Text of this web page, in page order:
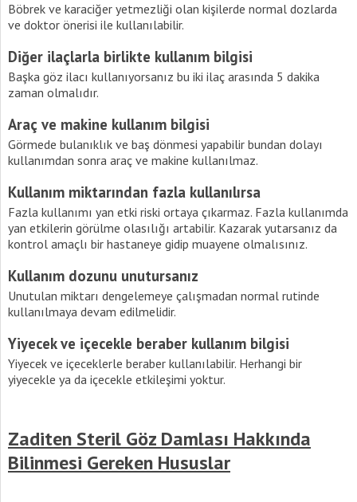
Böbrek ve karaciğer yetmezliği olan kişilerde normal dozlarda
ve doktor önerisi ile kullanılabilir.
Diğer ilaçlarla birlikte kullanım bilgisi
Başka göz ilacı kullanıyorsanız bu iki ilaç arasında 5 dakika
zaman olmalıdır.
Araç ve makine kullanım bilgisi
Görmede bulanıklık ve baş dönmesi yapabilir bundan dolayı
kullanımdan sonra araç ve makine kullanılmaz.
Kullanım miktarından fazla kullanılırsa
Fazla kullanımı yan etki riski ortaya çıkarmaz. Fazla kullanımda
yan etkilerin görülme olasılığı artabilir. Kazarak yutarsanız da
kontrol amaçlı bir hastaneye gidip muayene olmalısınız.
Kullanım dozunu unutursanız
Unutulan miktarı dengelemeye çalışmadan normal rutinde
kullanılmaya devam edilmelidir.
Yiyecek ve içecekle beraber kullanım bilgisi
Yiyecek ve içeceklerle beraber kullanılabilir. Herhangi bir
yiyecekle ya da içecekle etkileşimi yoktur.
Zaditen Steril Göz Damlası Hakkında
Bilinmesi Gereken Hususlar